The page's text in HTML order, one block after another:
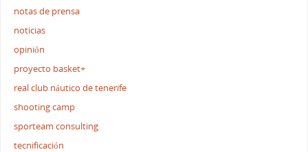
notas de prensa
noticias
opinión
proyecto basket+
real club náutico de tenerife
shooting camp
sporteam consulting
tecnificación